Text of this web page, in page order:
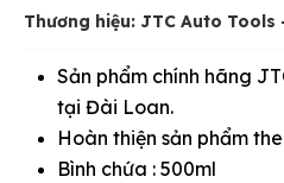
Thương hiệu: JTC Auto
Sản phẩm chính hãng
tại Đài Loan.
Hoàn thiện sản phẩm
Bình chứa : 500ml